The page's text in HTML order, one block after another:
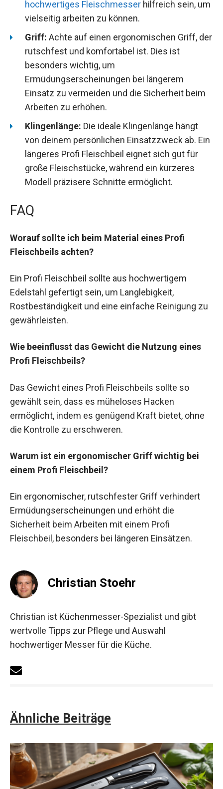
hochwertiges Fleischmesser hilfreich sein, um
vielseitig arbeiten zu können.
Griff: Achte auf einen ergonomischen Griff, der
rutschfest und komfortabel ist. Dies ist
besonders wichtig, um
Ermüdungserscheinungen bei längerem
Einsatz zu vermeiden und die Sicherheit beim
Arbeiten zu erhöhen.
Klingenlänge: Die ideale Klingenlänge hängt
von deinem persönlichen Einsatzzweck ab. Ein
längeres Profi Fleischbeil eignet sich gut für
große Fleischstücke, während ein kürzeres
Modell präzisere Schnitte ermöglicht.
FAQ
Worauf sollte ich beim Material eines Profi
Fleischbeils achten?
Ein Profi Fleischbeil sollte aus hochwertigem
Edelstahl gefertigt sein, um Langlebigkeit,
Rostbeständigkeit und eine einfache Reinigung zu
gewährleisten.
Wie beeinflusst das Gewicht die Nutzung eines
Profi Fleischbeils?
Das Gewicht eines Profi Fleischbeils sollte so
gewählt sein, dass es müheloses Hacken
ermöglicht, indem es genügend Kraft bietet, ohne
die Kontrolle zu erschweren.
Warum ist ein ergonomischer Griff wichtig bei
einem Profi Fleischbeil?
Ein ergonomischer, rutschfester Griff verhindert
Ermüdungserscheinungen und erhöht die
Sicherheit beim Arbeiten mit einem Profi
Fleischbeil, besonders bei längeren Einsätzen.
Christian Stoehr
Christian ist Küchenmesser-Spezialist und gibt
wertvolle Tipps zur Pflege und Auswahl
hochwertiger Messer für die Küche.
Ähnliche Beiträge